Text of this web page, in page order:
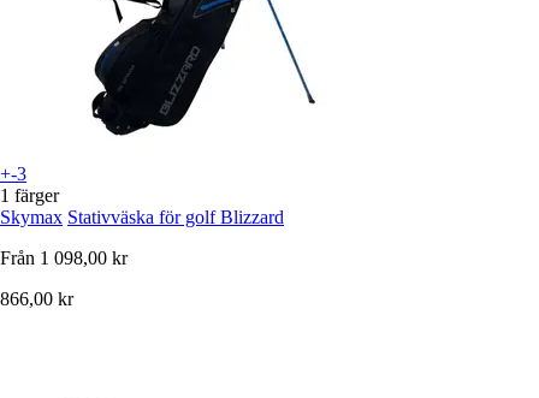
+-3
1 färger
Skymax Stativväska för golf Blizzard
Från 1 098,00 kr
866,00 kr